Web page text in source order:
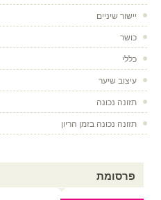
יישור שיניים
כושר
כללי
עיצוב שיער
תזונה נכונה
תזונה נכונה בזמן הריון
פרסומת